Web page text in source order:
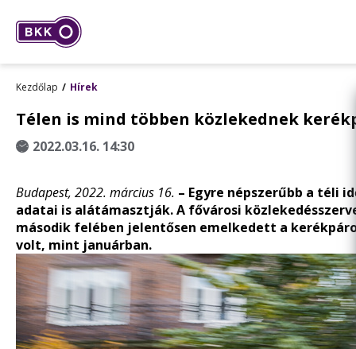
Kezdőlap Hírek
Télen is mind többen közlekednek
2022.03.16. 14:30
Budapest, 2022. március 16. – Egyre népszerűbb a téli
adatai is alátámasztják. A fővárosi
második felében jelentősen emelkedett a
volt, mint januárban.